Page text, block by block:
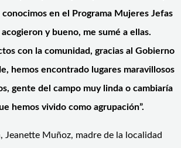
conocimos en el Programa Mujeres Jefas
y bueno, me sumé a ellas.
con la comunidad, gracias al Gobierno
hemos encontrado lugares maravillosos
gente del campo muy linda o cambiaría
hemos vivido como agrupación”.
Jeanette Muñoz, madre de la localidad